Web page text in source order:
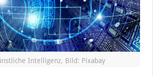
Intelligenz, Bild: Pixabay